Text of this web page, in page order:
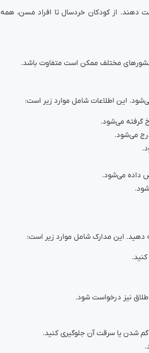
دهند. از کودکان خردسال تا افراد مسن، همه
این اطلاعات شامل موارد زیر است:
گرفته می‌شود.
می‌شود.
داده می‌شود.
دهید. این مدارک شامل موارد زیر است:
نیز درخواست شود.
گم شدن یا سرقت آن جلوگیری کنید.